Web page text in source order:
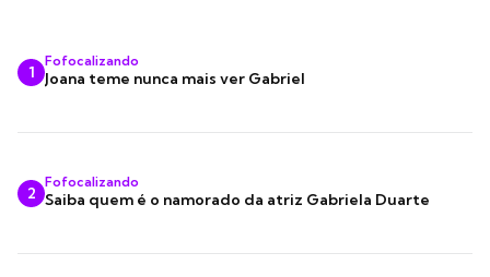
1
Fofocalizando
Joana teme nunca mais ver Gabriel
2
Fofocalizando
Saiba quem é o namorado da atriz Gabriela Duarte